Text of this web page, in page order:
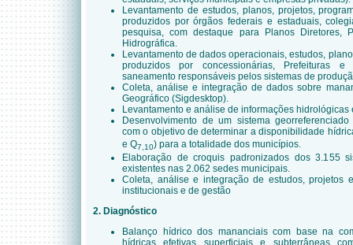
Levantamento de estudos, planos, projetos,
produzidos por órgãos federais e estaduais,
pesquisa, com destaque para Planos Diretores,
Hidrográfica.
Levantamento de dados operacionais, estudos,
produzidos por concessionárias, Prefeituras
saneamento responsáveis pelos sistemas de
Coleta, análise e integração de dados sobre
Geográfico (Sigdesktop).
Levantamento e análise de informações
Desenvolvimento de um sistema
com o objetivo de determinar a disponibilidade
e Q7,10) para a totalidade dos municípios.
Elaboração de croquis padronizados dos 3.155
existentes nas 2.062 sedes municipais.
Coleta, análise e integração de estudos, projetos
institucionais e de gestão
2. Diagnóstico
Balanço hídrico dos mananciais com base na
hídricas efetivas superficiais e subterrâneas